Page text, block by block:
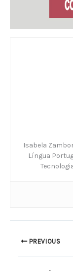
Isabela
Língua
PREVIOUS